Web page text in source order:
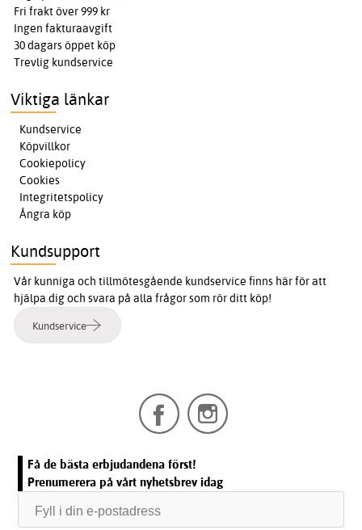
Fri frakt över 999 kr
Ingen fakturaavgift
30 dagars öppet köp
Trevlig kundservice
Viktiga länkar
Kundservice
Köpvillkor
Cookiepolicy
Cookies
Integritetspolicy
Ångra köp
Kundsupport
Vår kunniga och tillmötesgående kundservice finns här för att
hjälpa dig och svara på alla frågor som rör ditt köp!
Kundservice
Få de bästa erbjudandena först!
Prenumerera på vårt nyhetsbrev idag